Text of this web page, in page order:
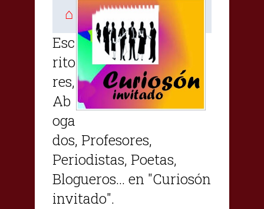
⌂
Esc
rito
res,
Ab
oga
dos, Profesores,
Periodistas, Poetas,
Blogueros... en "Curiosón
invitado".